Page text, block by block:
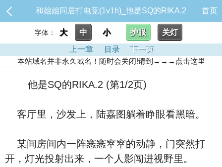
和姐姐同居打电竞(1v1h)_他是SQ的RIKA.2 首页
字体： 大 中 小 护眼
关灯
上一章
目录
下一页
本站域名并非永久域名！随时会关闭!请到→→→点击这里
他是SQ的RIKA.2 (第1/2页)
客厅里，沙发上，陆嘉图躺着睁眼看黑暗。
某间房间内一阵窸窸窣窣的动静，门突然打
开，灯光投射出来，一个人影闯进视野里。